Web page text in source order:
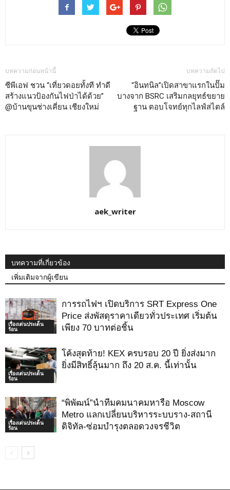
บทความก่อนหน้านี้
ซีพีเอฟ ชวน “เที่ยวดอยทั้งที ทำดี
สร้างแนวป้องกันไฟป่าได้ด้วย”
@บ้านขุนช่างเคี่ยน เชียงใหม่
บทความถัดไป
“อินทนิล”เปิดสาขาแรกในปั๊ม
บางจาก BSRC เสริมกลยุทธ์ขยาย
ฐาน ตอบโจทย์ทุกไลฟ์สไตล์
aek_writer
บทความที่เกี่ยวข้อง
เพิ่มเติมจากผู้เขียน
เรื่องเด่นประเด็น
ร้อน
การรถไฟฯ เปิดบริการ SRT Express One
Price ส่งพัสดุราคาเดียวทั่วประเทศ เริ่มต้น
เพียง 70 บาทต่อชิ้น
เรื่องเด่นประเด็น
ร้อน
โค้งสุดท้าย! KEX ครบรอบ 20 ปี ยิ่งส่งมาก
ยิ่งมีสิทธิ์ลุ้นมาก ถึง 20 ส.ค. นี้เท่านั้น
เรื่องเด่นประเด็น
ร้อน
“พิพัฒน์”นำทีมคมนาคมหารือ Moscow
Metro แลกเปลี่ยนบริหารระบบราง-สถานี
ดิจิทัล-ซ่อมบำรุงตลอดวงจรชีวิต